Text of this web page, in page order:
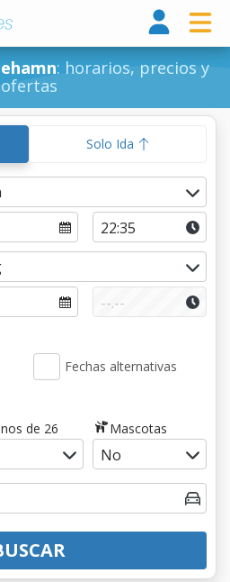
: horarios, precios y
ofertas
Solo Ida
Fechas alternativas
de 26 Mascotas